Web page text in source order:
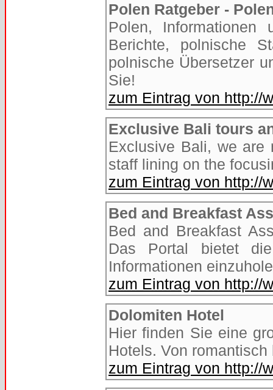
Polen Ratgeber -
Polen, Informationen
Berichte, polnische
polnische Übersetzer
Sie!
zum Eintrag von http://
Exclusive Bali tours
Exclusive Bali, we are
staff lining on the
zum Eintrag von http://
Bed and Breakfast
Bed and Breakfast
Das Portal bietet
Informationen
zum Eintrag von http://
Dolomiten Hotel
Hier finden Sie eine
Hotels. Von
zum Eintrag von http://